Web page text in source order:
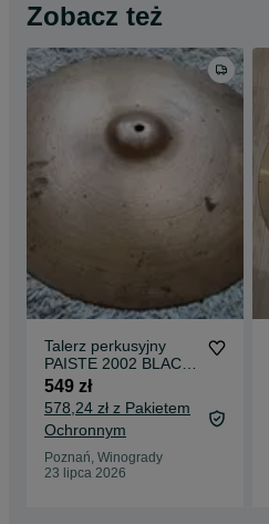
Zobacz też
Talerz perkusyjny
PAISTE 2002 BLACK
LABEL RIDE 18"
549 zł
578,24 zł z Pakietem
Ochronnym
Poznań, Winogrady
23 lipca 2026